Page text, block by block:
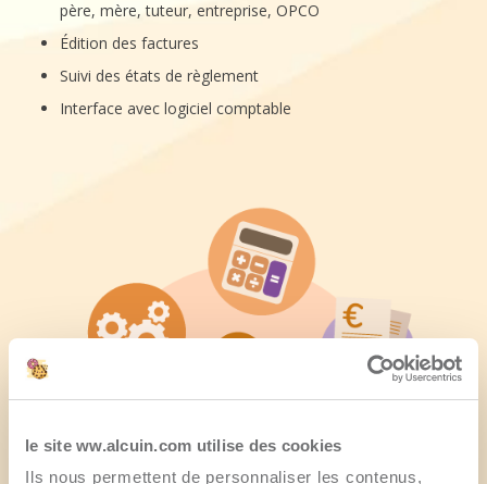
le site ww.alcuin.com utilise des cookies
Ils nous permettent de personnaliser les contenus,
père, mère, tuteur, entreprise, OPCO
Édition des factures
Suivi des états de règlement
Interface avec logiciel comptable